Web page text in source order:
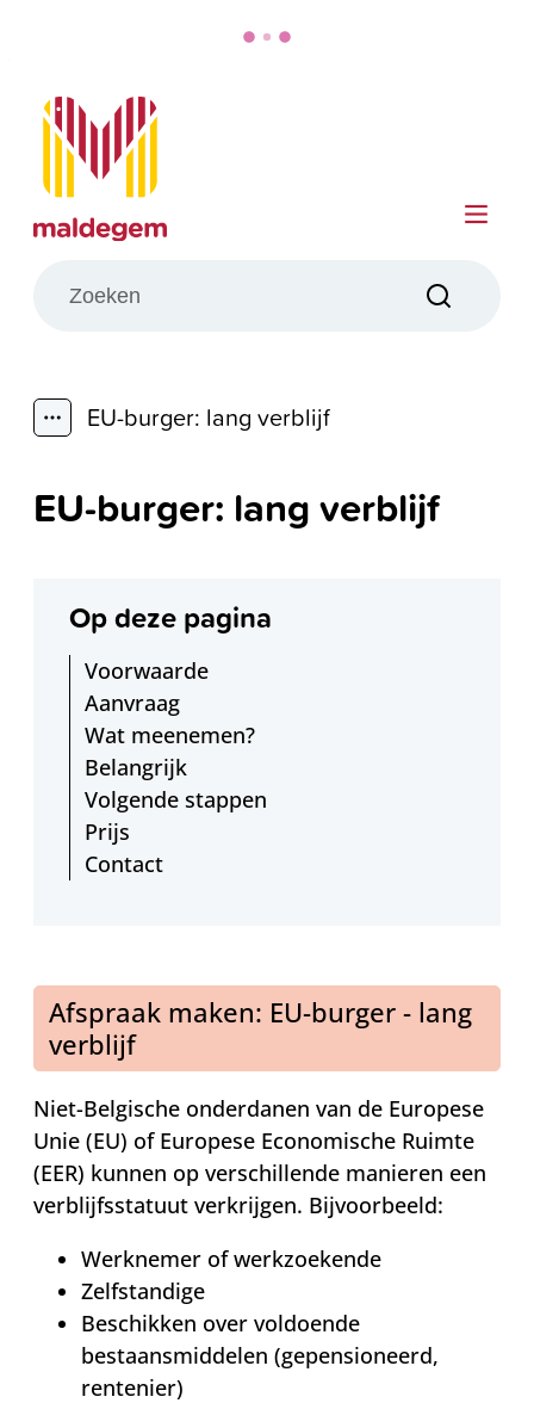
Maldegem
Zoeken
Toon alle broodkruimel items
EU-burger: lang verblijf
EU-burger: lang verblijf
Op deze pagina
Voorwaarde
Aanvraag
Wat meenemen?
Belangrijk
Volgende stappen
Prijs
Contact
Afspraak maken: EU-burger - lang
verblijf
Niet-Belgische onderdanen van de Europese
Unie (EU) of Europese Economische Ruimte
(EER) kunnen op verschillende manieren een
verblijfsstatuut verkrijgen. Bijvoorbeeld:
Werknemer of werkzoekende
Zelfstandige
Beschikken over voldoende
bestaansmiddelen (gepensioneerd,
rentenier)